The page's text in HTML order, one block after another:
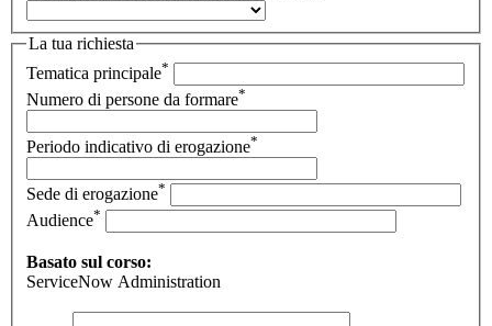
La tua richiesta
Tematica principale*
Numero di persone da formare*
Periodo indicativo di erogazione*
Sede di erogazione*
Audience*
Basato sul corso:
ServiceNow Administration